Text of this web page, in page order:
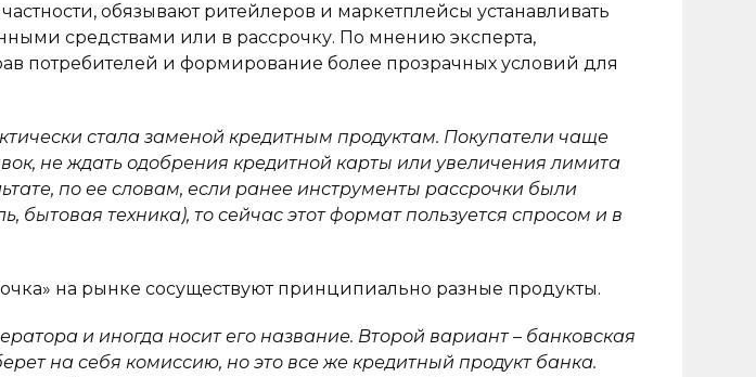
обязывают ритейлеров и маркетплейсы устанавливать
средствами или в рассрочку. По мнению эксперта,
потребителей и формирование более прозрачных условий для
стала заменой кредитным продуктам. Покупатели чаще
не ждать одобрения кредитной карты или увеличения лимита
по ее словам, если ранее инструменты рассрочки были
техника), то сейчас этот формат пользуется спросом и в
на рынке сосуществуют принципиально разные продукты.
и иногда носит его название. Второй вариант – банковская
на себя комиссию, но это все же кредитный продукт банка.